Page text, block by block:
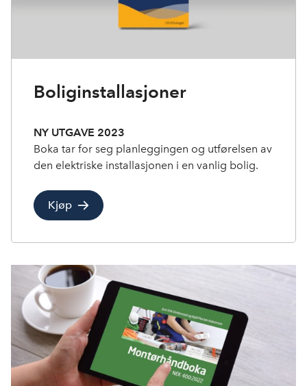
Boliginstallasjoner
NY UTGAVE 2023
Boka tar for seg planleggingen og utførelsen av
den elektriske installasjonen i en vanlig bolig.
Kjøp